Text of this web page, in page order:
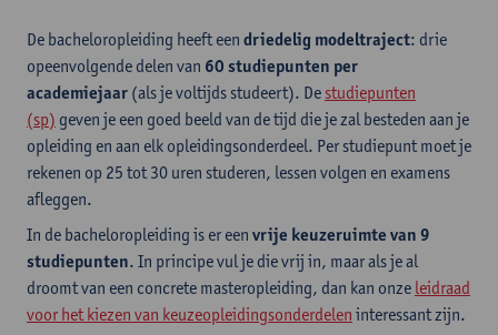
De bacheloropleiding heeft een driedelig modeltraject: drie
opeenvolgende delen van 60 studiepunten per
academiejaar (als je voltijds studeert). De studiepunten
(sp) geven je een goed beeld van de tijd die je zal besteden aan je
opleiding en aan elk opleidingsonderdeel. Per studiepunt moet je
rekenen op 25 tot 30 uren studeren, lessen volgen en examens
afleggen.
In de bacheloropleiding is er een vrije keuzeruimte van 9
studiepunten. In principe vul je die vrij in, maar als je al
droomt van een concrete masteropleiding, dan kan onze leidraad
voor het kiezen van keuzeopleidingsonderdelen interessant zijn.